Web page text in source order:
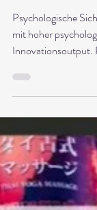
Innovation
Psychologische
Innovationsoutput.
scheint ein "In"-
das? Und was
dem jede Idee
wenn sie auf den
Umfeld, in dem es
"Ja, und...". In dem